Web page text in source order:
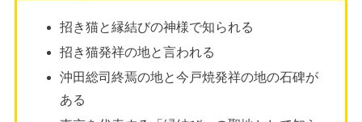
招き猫と縁結びの神様で知られる
招き猫発祥の地と言われる
沖田総司終焉の地と今戸焼発祥の地の石碑が
ある